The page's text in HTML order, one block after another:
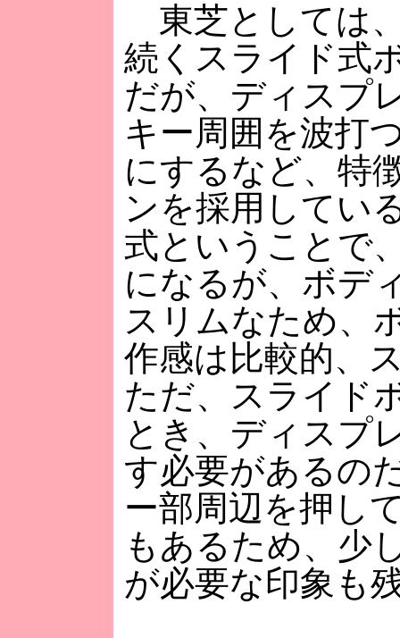
東芝としては
続くスライド式
だが、ディスプ
キー周囲を波打
にするなど、特
ンを採用してい
式ということで
になるが、ボデ
スリムなため、
作感は比較的、
ただ、スライド
とき、ディスプ
す必要があるの
ー部周辺を押し
もあるため、少
が必要な印象も